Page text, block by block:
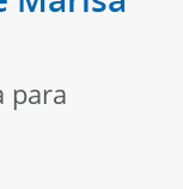
para